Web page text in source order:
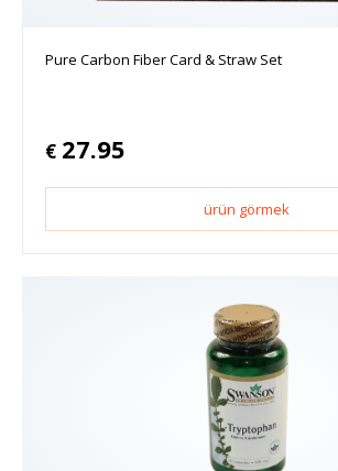
Pure Carbon Fiber Card & Straw Set
€ 27.95
ürün görmek